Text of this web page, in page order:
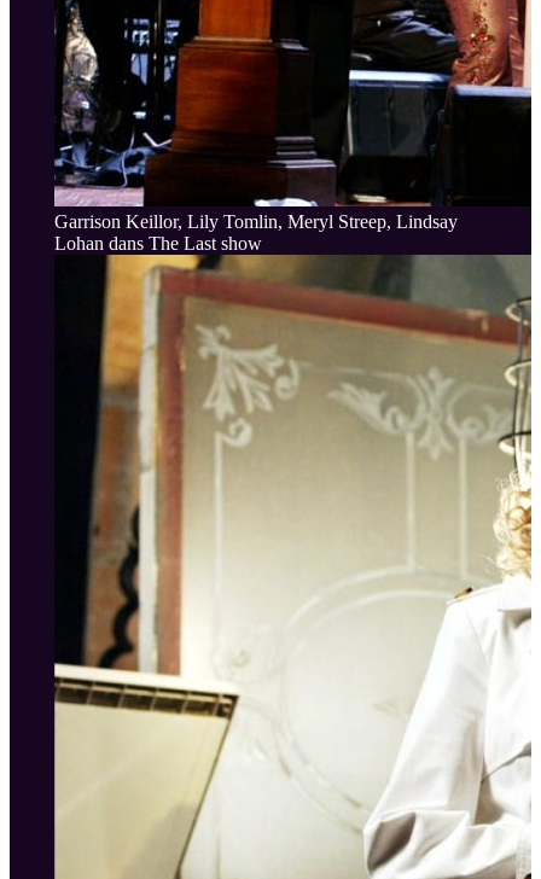
Garrison Keillor, Lily Tomlin, Meryl Streep, Lindsay
Lohan dans The Last show